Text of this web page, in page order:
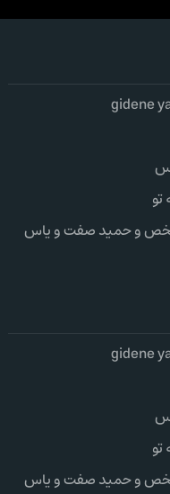
و حمید صفت و یاس
و حمید صفت و یاس